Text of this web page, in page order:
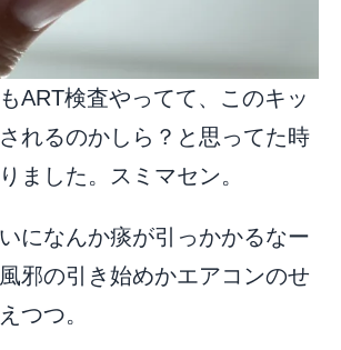
ART検査やってて、このキッ
れるのかしら？と思ってた時
ました。スミマセン。
になんか痰が引っかかるなー
邪の引き始めかエアコンのせ
つつ。